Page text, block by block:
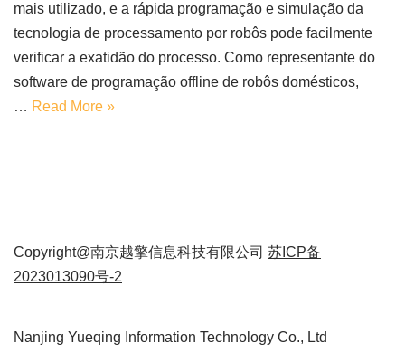
mais utilizado, e a rápida programação e simulação da
tecnologia de processamento por robôs pode facilmente
verificar a exatidão do processo. Como representante do
software de programação offline de robôs domésticos,
… Read More »
Copyright@南京越擎信息科技有限公司 苏ICP备
2023013090号-2
Nanjing Yueqing Information Technology Co., Ltd